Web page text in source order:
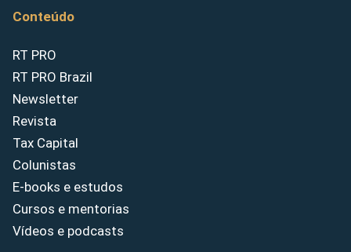
Conteúdo
RT PRO
RT PRO Brazil
Newsletter
Revista
Tax Capital
Colunistas
E-books e estudos
Cursos e mentorias
Vídeos e podcasts